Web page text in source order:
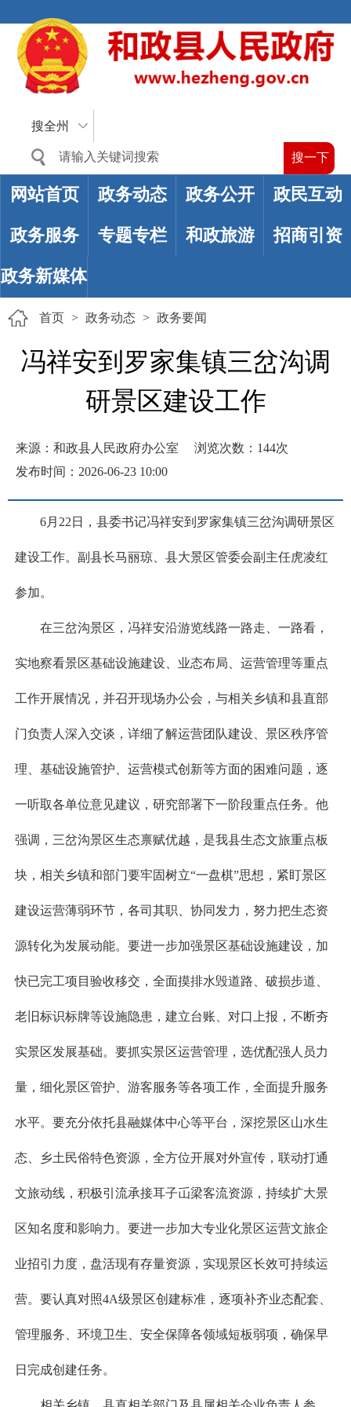
搜全州
网站首页 政务动态 政务公开 政民互动
政务服务 专题专栏 和政旅游 招商引资
政务新媒体
首页 > 政务动态 > 政务要闻
冯祥安到罗家集镇三岔沟调
研景区建设工作
来源：和政县人民政府办公室 浏览次数： 144次
发布时间：2026-06-23 10:00
6月22日，县委书记冯祥安到罗家集镇三岔沟调研景区
建设工作。副县长马丽琼、县大景区管委会副主任虎凌红
参加。
在三岔沟景区，冯祥安沿游览线路一路走、一路看，
实地察看景区基础设施建设、业态布局、运营管理等重点
工作开展情况，并召开现场办公会，与相关乡镇和县直部
门负责人深入交谈，详细了解运营团队建设、景区秩序管
理、基础设施管护、运营模式创新等方面的困难问题，逐
一听取各单位意见建议，研究部署下一阶段重点任务。他
强调，三岔沟景区生态禀赋优越，是我县生态文旅重点板
块，相关乡镇和部门要牢固树立“一盘棋”思想，紧盯景区
建设运营薄弱环节，各司其职、协同发力，努力把生态资
源转化为发展动能。要进一步加强景区基础设施建设，加
快已完工项目验收移交，全面摸排水毁道路、破损步道、
老旧标识标牌等设施隐患，建立台账、对口上报，不断夯
实景区发展基础。要抓实景区运营管理，选优配强人员力
量，细化景区管护、游客服务等各项工作，全面提升服务
水平。要充分依托县融媒体中心等平台，深挖景区山水生
态、乡土民俗特色资源，全方位开展对外宣传，联动打通
文旅动线，积极引流承接耳子屲梁客流资源，持续扩大景
区知名度和影响力。要进一步加大专业化景区运营文旅企
业招引力度，盘活现有存量资源，实现景区长效可持续运
营。要认真对照4A级景区创建标准，逐项补齐业态配套、
管理服务、环境卫生、安全保障各领域短板弱项，确保早
日完成创建任务。